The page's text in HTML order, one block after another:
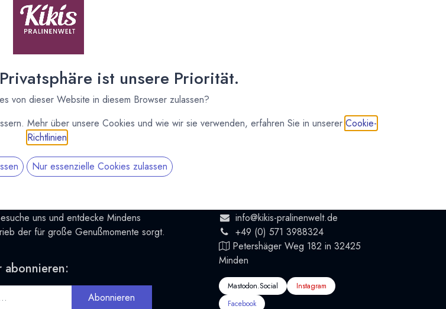
0 Nachrichten / Monat
uns und entdecke Mindens
der für große Genußmomente sorgt.
abonnieren:
Abonnieren
info@kikis-pralinenwelt.de
+49 (0) 571 3988324
Petershäger Weg 182 in 32425
Minden
Mastodon.Social
Instagram
Facebook
ist unsere Priorität.
von dieser Website in diesem Browser zulassen?
Mehr über unsere Cookies und wie wir sie verwenden, erfahren Sie in unserer Cookie-
Richtlinien
Nur essenzielle Cookies zulassen